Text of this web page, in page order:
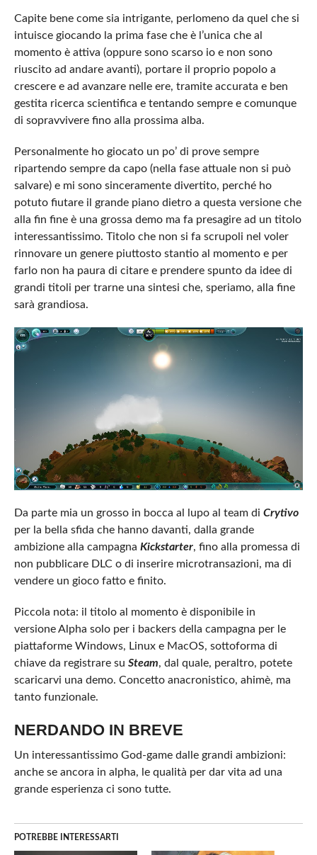
Capite bene come sia intrigante, perlomeno da quel che si
intuisce giocando la prima fase che è l’unica che al
momento è attiva (oppure sono scarso io e non sono
riuscito ad andare avanti), portare il proprio popolo a
crescere e ad avanzare nelle ere, tramite accurata e ben
gestita ricerca scientifica e tentando sempre e comunque
di sopravvivere fino alla prossima alba.
Personalmente ho giocato un po’ di prove sempre
ripartendo sempre da capo (nella fase attuale non si può
salvare) e mi sono sinceramente divertito, perché ho
potuto fiutare il grande piano dietro a questa versione che
alla fin fine è una grossa demo ma fa presagire ad un titolo
interessantissimo. Titolo che non si fa scrupoli nel voler
rinnovare un genere piuttosto stantio al momento e per
farlo non ha paura di citare e prendere spunto da idee di
grandi titoli per trarne una sintesi che, speriamo, alla fine
sarà grandiosa.
Da parte mia un grosso in bocca al lupo al team di Crytivo
per la bella sfida che hanno davanti, dalla grande
ambizione alla campagna Kickstarter, fino alla promessa di
non pubblicare DLC o di inserire microtransazioni, ma di
vendere un gioco fatto e finito.
Piccola nota: il titolo al momento è disponibile in
versione Alpha solo per i backers della campagna per le
piattaforme Windows, Linux e MacOS, sottoforma di
chiave da registrare su Steam, dal quale, peraltro, potete
scaricarvi una demo. Concetto anacronistico, ahimè, ma
tanto funzionale.
NERDANDO IN BREVE
Un interessantissimo God-game dalle grandi ambizioni:
anche se ancora in alpha, le qualità per dar vita ad una
grande esperienza ci sono tutte.
POTREBBE INTERESSARTI